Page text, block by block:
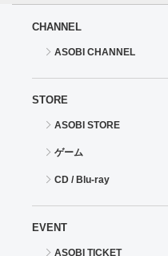
CHANNEL
ASOBI CHANNEL
STORE
ASOBI STORE
ゲーム
CD / Blu-ray
EVENT
ASOBI TICKET